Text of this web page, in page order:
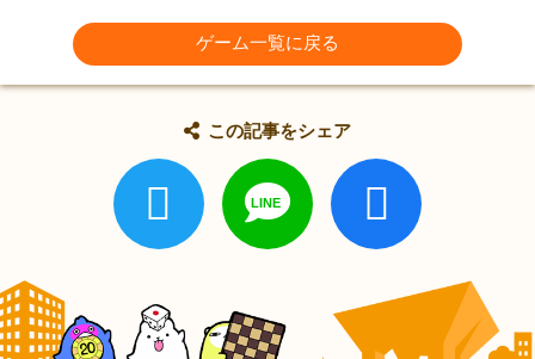
ゲーム一覧に戻る
この記事をシェア